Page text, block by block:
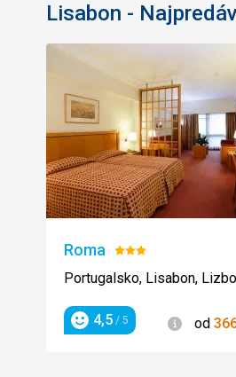
Lisabon -
Roma Hodnotenie:
3/5
Portugalsko, Lisabon,
Hodnotenie
4,5 / 5 od